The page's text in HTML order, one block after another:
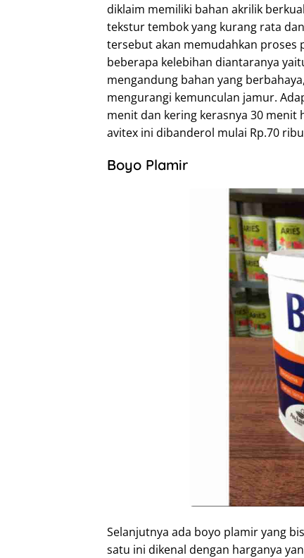
diklaim memiliki bahan akrilik
tekstur tembok yang kurang rata
tersebut akan memudahkan proses
beberapa kelebihan diantaranya
mengandung bahan yang
mengurangi kemunculan jamur.
menit dan kering kerasnya 30
avitex ini dibanderol mulai Rp.70
Boyo Plamir
Selanjutnya ada boyo plamir yang
satu ini dikenal dengan harganya